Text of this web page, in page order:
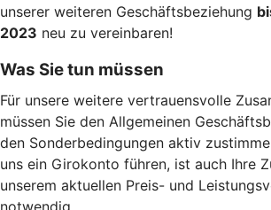
unserer weiteren Geschäftsbeziehung
2023 neu zu vereinbaren!
Was Sie tun müssen
Für unsere weitere vertrauensvolle
müssen Sie den Allgemeinen
den Sonderbedingungen aktiv
uns ein Girokonto führen, ist auch Ihre
unserem aktuellen Preis- und
notwendig.